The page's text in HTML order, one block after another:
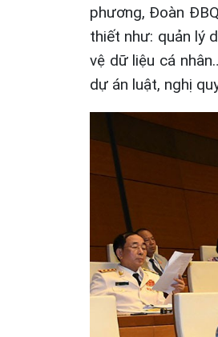
phương, Đoàn
thiết như: quản lý
vệ dữ liệu cá
dự án luật, nghị